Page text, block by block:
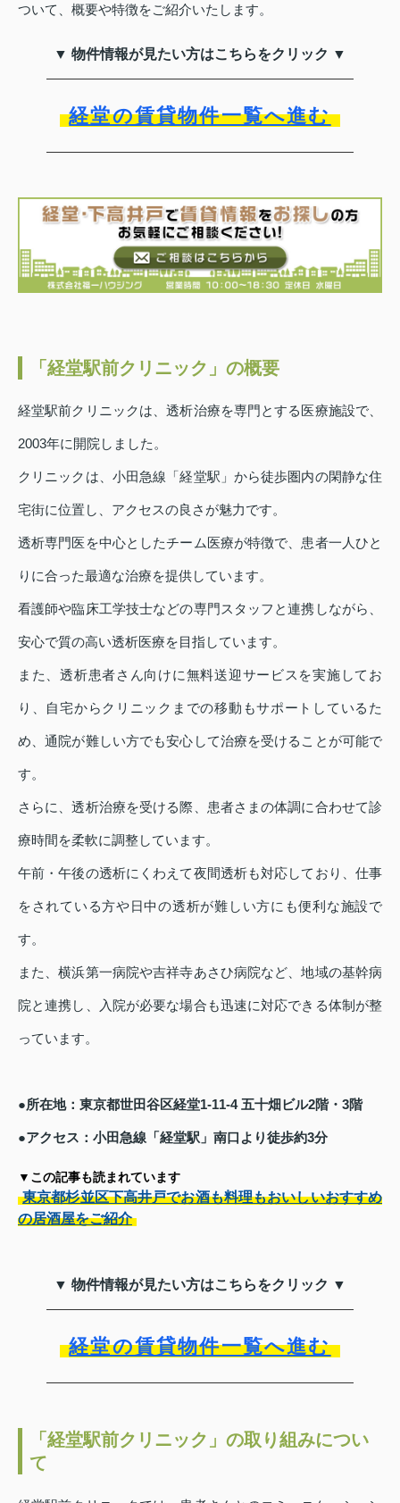
ついて、概要や特徴をご紹介いたします。
▼ 物件情報が見たい方はこちらをクリック ▼
経堂の賃貸物件一覧へ進む
「経堂駅前クリニック」の概要
経堂駅前クリニックは、透析治療を専門とする医療施設で、
2003年に開院しました。
クリニックは、小田急線「経堂駅」から徒歩圏内の閑静な住
宅街に位置し、アクセスの良さが魅力です。
透析専門医を中心としたチーム医療が特徴で、患者一人ひと
りに合った最適な治療を提供しています。
看護師や臨床工学技士などの専門スタッフと連携しながら、
安心で質の高い透析医療を目指しています。
また、透析患者さん向けに無料送迎サービスを実施してお
り、自宅からクリニックまでの移動もサポートしているた
め、通院が難しい方でも安心して治療を受けることが可能で
す。
さらに、透析治療を受ける際、患者さまの体調に合わせて診
療時間を柔軟に調整しています。
午前・午後の透析にくわえて夜間透析も対応しており、仕事
をされている方や日中の透析が難しい方にも便利な施設で
す。
また、横浜第一病院や吉祥寺あさひ病院など、地域の基幹病
院と連携し、入院が必要な場合も迅速に対応できる体制が整
っています。
●所在地：東京都世田谷区経堂1-11-4 五十畑ビル2階・3階
●アクセス：小田急線「経堂駅」南口より徒歩約3分
▼この記事も読まれています
東京都杉並区下高井戸でお酒も料理もおいしいおすすめ
の居酒屋をご紹介
▼ 物件情報が見たい方はこちらをクリック ▼
経堂の賃貸物件一覧へ進む
「経堂駅前クリニック」の取り組みについ
て